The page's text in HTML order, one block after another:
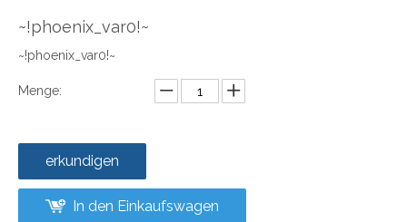
~!phoenix_var0!~
~!phoenix_var0!~
Menge:
erkundigen
In den Einkaufswagen